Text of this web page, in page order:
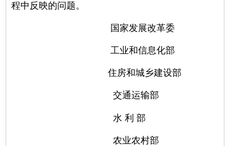
程中反映的问题。
国家发展改革委
工业和信息化部
住房和城乡建设部
交通运输部
水 利 部
农业农村部